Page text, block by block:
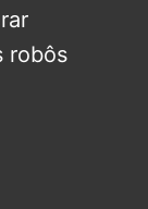
robôs